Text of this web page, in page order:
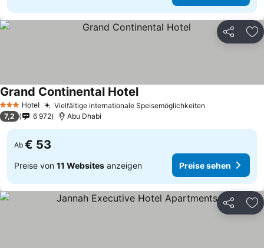
Teilen
3 SterneHotel Vielfältige internationale Speisemöglichkeiten
Grand Continental Hotel
7,2 6 972 Abu Dhabi
Ab € 53
Preise von 11 Websites anzeigen Preise sehen
Teilen